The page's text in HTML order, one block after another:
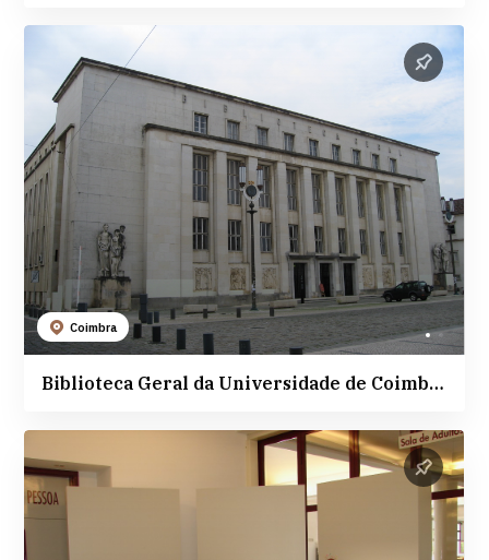
Coimbra
Biblioteca Geral da Universidade de Coimbra